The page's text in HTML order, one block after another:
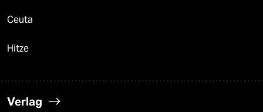
Ceuta
Hitze
Verlag